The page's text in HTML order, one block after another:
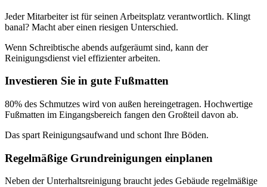
Jeder Mitarbeiter ist für seinen Arbeitsplatz verantwortlich. Klingt
banal? Macht aber einen riesigen Unterschied.
Wenn Schreibtische abends aufgeräumt sind, kann der
Reinigungsdienst viel effizienter arbeiten.
Investieren Sie in gute Fußmatten
80% des Schmutzes wird von außen hereingetragen. Hochwertige
Fußmatten im Eingangsbereich fangen den Großteil davon ab.
Das spart Reinigungsaufwand und schont Ihre Böden.
Regelmäßige Grundreinigungen einplanen
Neben der Unterhaltsreinigung braucht jedes Gebäude regelmäßige